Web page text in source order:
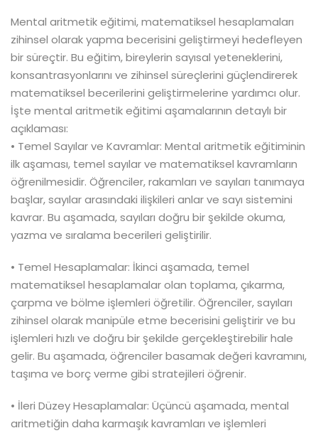
Mental aritmetik eğitimi, matematiksel hesaplamaları
zihinsel olarak yapma becerisini geliştirmeyi hedefleyen
bir süreçtir. Bu eğitim, bireylerin sayısal yeteneklerini,
konsantrasyonlarını ve zihinsel süreçlerini güçlendirerek
matematiksel becerilerini geliştirmelerine yardımcı olur.
İşte mental aritmetik eğitimi aşamalarının detaylı bir
açıklaması:
• Temel Sayılar ve Kavramlar: Mental aritmetik eğitiminin
ilk aşaması, temel sayılar ve matematiksel kavramların
öğrenilmesidir. Öğrenciler, rakamları ve sayıları tanımaya
başlar, sayılar arasındaki ilişkileri anlar ve sayı sistemini
kavrar. Bu aşamada, sayıları doğru bir şekilde okuma,
yazma ve sıralama becerileri geliştirilir.
• Temel Hesaplamalar: İkinci aşamada, temel
matematiksel hesaplamalar olan toplama, çıkarma,
çarpma ve bölme işlemleri öğretilir. Öğrenciler, sayıları
zihinsel olarak manipüle etme becerisini geliştirir ve bu
işlemleri hızlı ve doğru bir şekilde gerçekleştirebilir hale
gelir. Bu aşamada, öğrenciler basamak değeri kavramını,
taşıma ve borç verme gibi stratejileri öğrenir.
• İleri Düzey Hesaplamalar: Üçüncü aşamada, mental
aritmetiğin daha karmaşık kavramları ve işlemleri